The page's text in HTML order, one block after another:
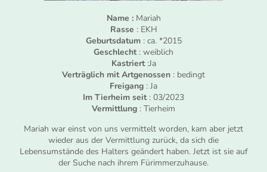
Name :Mariah
Rasse : EKH
Geburtsdatum: ca. *2015
Geschlecht: weiblich
Kastriert:Ja
Verträglich mit Artgenossen : bedingt
Freigang : Ja
Im Tierheim seit: 03/2023
Vermittlung : Tierheim
Mariah war einst von uns vermittelt worden, kam aber jetzt
wieder aus der Vermittlung zurück, da sich die
Lebensumstände des Halters geändert haben. Jetzt ist sie auf
der Suche nach ihrem Fürimmerzuhause.